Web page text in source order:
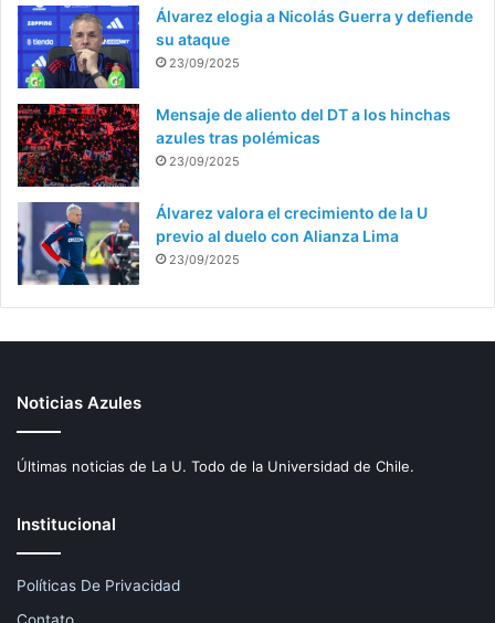
Álvarez elogia a Nicolás Guerra y defiende
su ataque
23/09/2025
Mensaje de aliento del DT a los hinchas
azules tras polémicas
23/09/2025
Álvarez valora el crecimiento de la U
previo al duelo con Alianza Lima
23/09/2025
Noticias Azules
Últimas noticias de La U. Todo de la Universidad de Chile.
Institucional
Políticas De Privacidad